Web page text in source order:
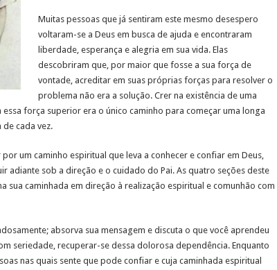
Muitas pessoas que já sentiram este mesmo desespero
voltaram-se a Deus em busca de ajuda e encontraram
liberdade, esperança e alegria em sua vida. Elas
descobriram que, por maior que fosse a sua força de
vontade, acreditar em suas próprias forças para resolver o
problema não era a solução. Crer na existência de uma
força superior era o único caminho para começar uma longa
cada vez.
um caminho espiritual que leva a conhecer e confiar em Deus,
adiante sob a direção e o cuidado do Pai. As quatro seções deste
sua caminhada em direção à realização espiritual e comunhão com
absorva sua mensagem e discuta o que você aprendeu
seriedade, recuperar-se dessa dolorosa dependência. Enquanto
nas quais sente que pode confiar e cuja caminhada espiritual